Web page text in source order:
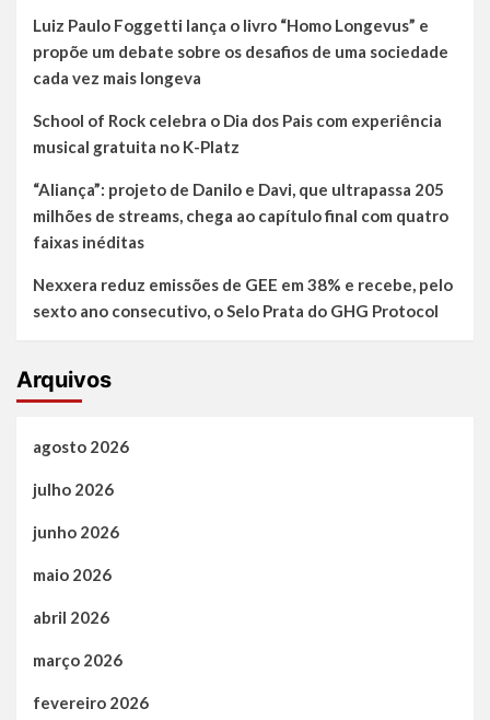
Luiz Paulo Foggetti lança o livro “Homo Longevus” e
propõe um debate sobre os desafios de uma sociedade
cada vez mais longeva
School of Rock celebra o Dia dos Pais com experiência
musical gratuita no K-Platz
“Aliança”: projeto de Danilo e Davi, que ultrapassa 205
milhões de streams, chega ao capítulo final com quatro
faixas inéditas
Nexxera reduz emissões de GEE em 38% e recebe, pelo
sexto ano consecutivo, o Selo Prata do GHG Protocol
Arquivos
agosto 2026
julho 2026
junho 2026
maio 2026
abril 2026
março 2026
fevereiro 2026